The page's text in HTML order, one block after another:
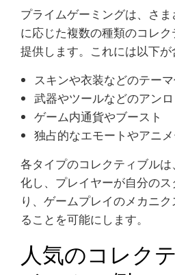
プライムゲーミングは、さ
に応じた複数の種類のコレ
提供します。これには以下が
スキンや衣装などのテー
武器やツールなどのアン
ゲーム内通貨やブースト
独占的なエモートやアニ
各タイプのコレクティブル
化し、プレイヤーが自分の
り、ゲームプレイのメカニ
ることを可能にします。
人気のコレク